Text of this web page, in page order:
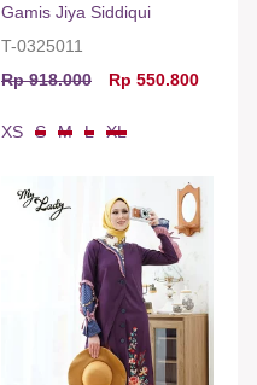
Gamis Jiya Siddiqui
T-0325011
Rp 918.000
Rp 550.800
XS S M L XL